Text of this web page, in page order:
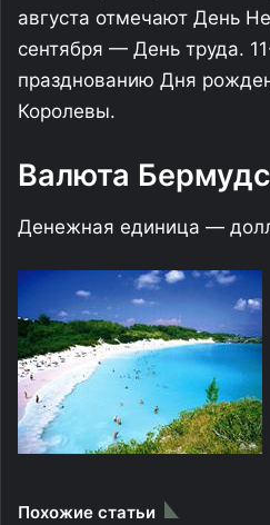
августа отмечают День
сентября — День труда.
празднованию Дня
Королевы.
Валюта
Денежная единица —
Похожие статьи